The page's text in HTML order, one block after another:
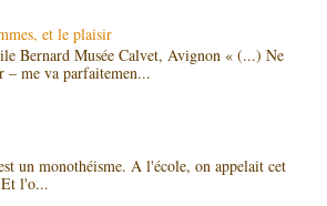
et le plaisir
Bernard Musée Calvet, Avignon « (...) Ne
– me va parfaitemen...
un monothéisme. A l'école, on appelait cet
l'o...